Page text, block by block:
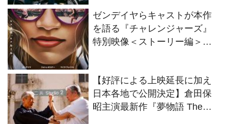
ゼンデイヤらキャストが本作
を語る『チャレンジャーズ』
特別映像＜ストーリー編＞解
【好評による上映延長に加え
日本各地で公開決定】倉田保
昭主演最新作『夢物語 The